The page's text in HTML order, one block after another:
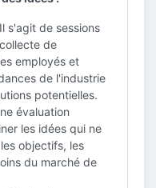
Il s'agit de sessions
de
employés et
de l'industrie
potentielles.
évaluation
les idées qui ne
objectifs, les
du marché de